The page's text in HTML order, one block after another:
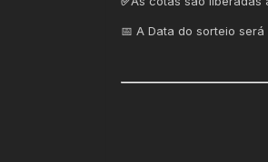
📅 A Data do sorteio